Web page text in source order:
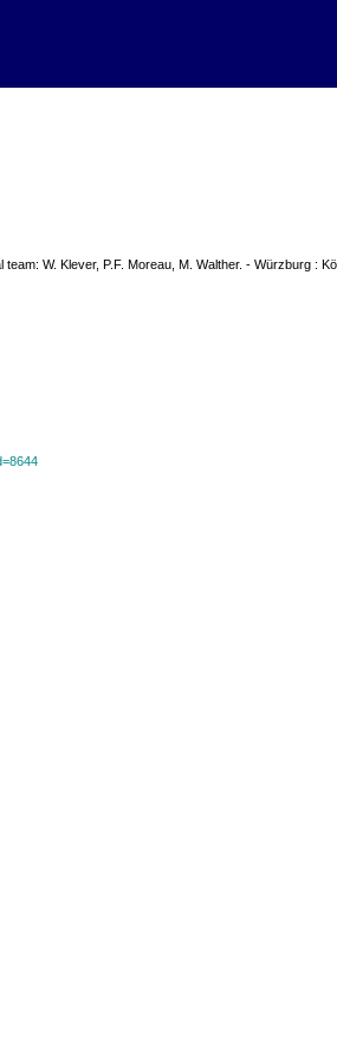
team: W. Klever, P.F. Moreau, M. Walther. - Würzburg :